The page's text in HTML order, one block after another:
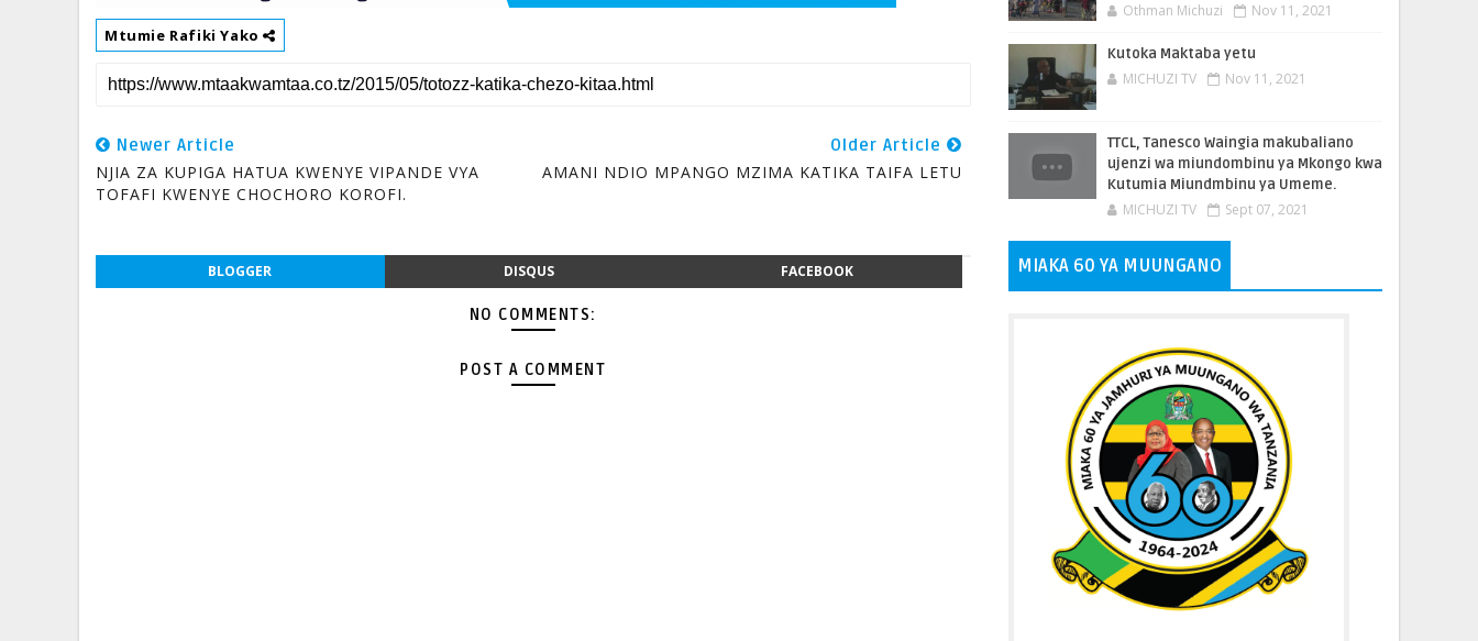
Mtumie Rafiki Yako
Newer Article
NJIA ZA KUPIGA HATUA KWENYE VIPANDE VYA
TOFAFI KWENYE CHOCHORO KOROFI.
Older Article
AMANI NDIO MPANGO MZIMA KATIKA TAIFA LETU
BLOGGER DISQUS FACEBOOK
NO COMMENTS:
POST A COMMENT
Othman Michuzi Nov 11, 2021
Kutoka Maktaba yetu
MICHUZI TV Nov 11, 2021
TTCL, Tanesco Waingia makubaliano
ujenzi wa miundombinu ya Mkongo kwa
Kutumia Miundmbinu ya Umeme.
MICHUZI TV Sept 07, 2021
MIAKA 60 YA MUUNGANO